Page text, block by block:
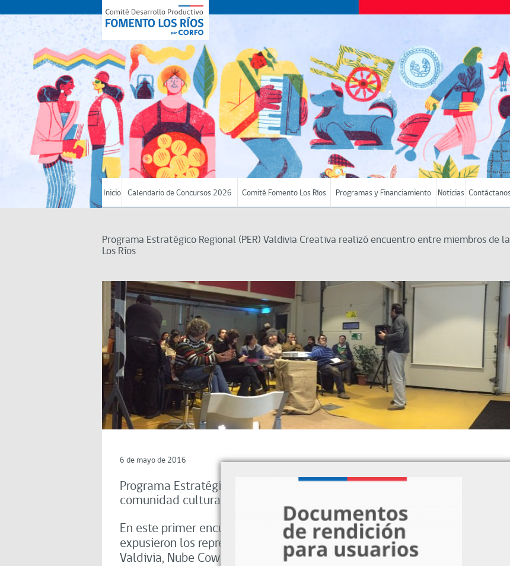
Inicio Calendario de Concursos 2026 Comité Fomento Los Ríos Programas y Financiamiento Noticias Contáctanos
Programa Estratégico Regional (PER) Valdivia Creativa realizó encuentro entre miembros de
Los Ríos
6 de mayo de 2016
Programa Estratégico Regional (PER) Valdivia Creativa realizó encuentro
comunidad cultural y emprendedora de Los Ríos
En este primer encuentro, Kawin abordó los desafíos de la Industria
expusieron los representantes de organismos como Activa Valdivia,
Valdivia, Nube Cowork, Sandra Ranz, La Orquesta Juvenil Cifan y el